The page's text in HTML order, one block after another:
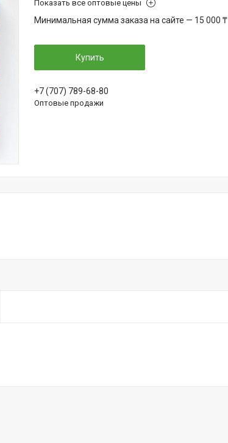
Показать все оптовые цены
Минимальная сумма заказа на сайте — 15 000 ₸
Купить
+7 (707) 789-68-80
Оптовые продажи